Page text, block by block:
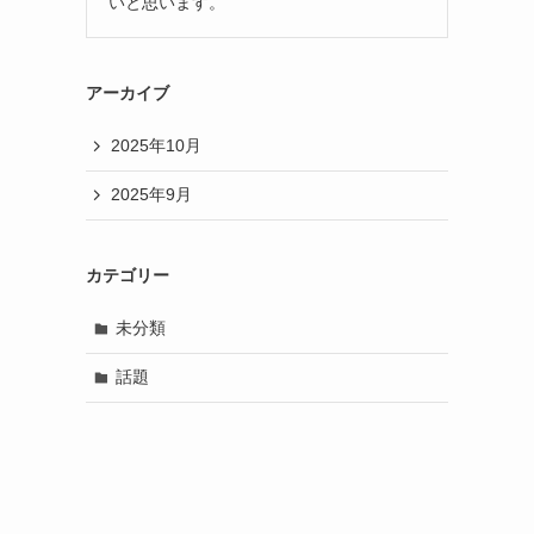
アーカイブ
2025年10月
2025年9月
カテゴリー
未分類
話題